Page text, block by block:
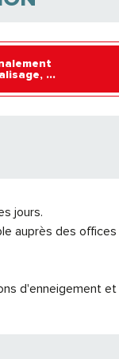
...
jours.
auprès des
d'enneigement